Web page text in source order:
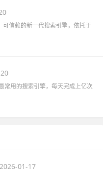
信赖的新一代搜索引擎，依托于
常用的搜索引擎，每天完成上亿次
2026-01-17